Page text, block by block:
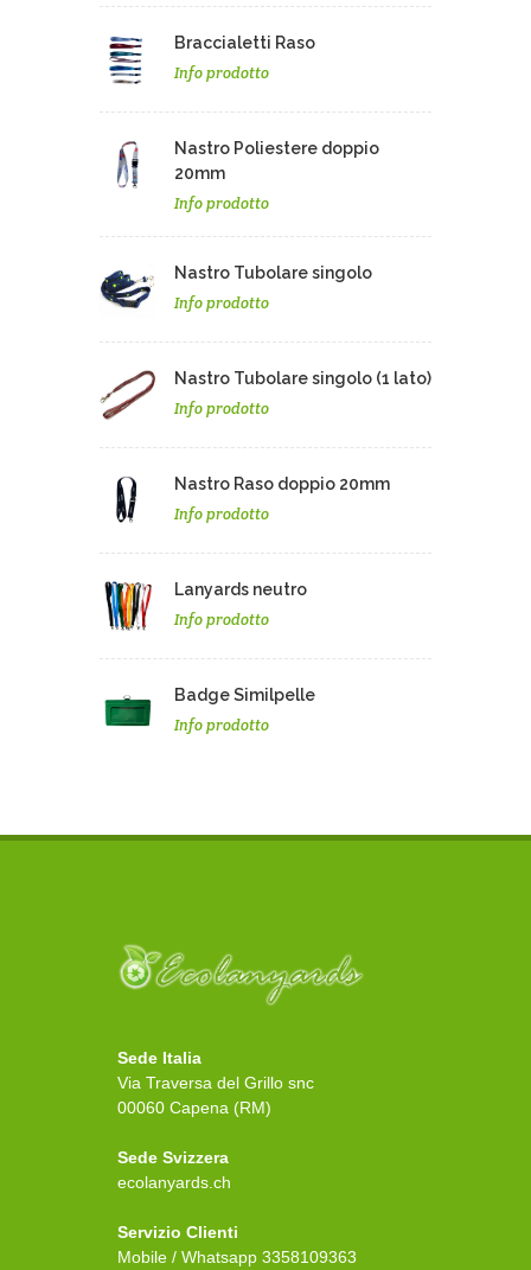
Braccialetti Raso
Info prodotto
Nastro Poliestere doppio
20mm
Info prodotto
Nastro Tubolare singolo
Info prodotto
Nastro Tubolare singolo (1 lato)
Info prodotto
Nastro Raso doppio 20mm
Info prodotto
Lanyards neutro
Info prodotto
Badge Similpelle
Info prodotto
Sede Italia
Via Traversa del Grillo snc
00060 Capena (RM)
Sede Svizzera
ecolanyards.ch
Servizio Clienti
Mobile / Whatsapp 3358109363